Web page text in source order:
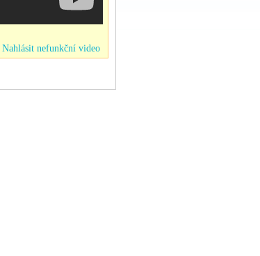
Nahlásit nefunkční video